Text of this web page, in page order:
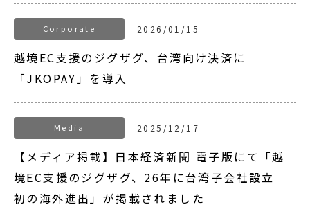
Corporate 2026/01/15
越境EC支援のジグザグ、台湾向け決済に
「JKOPAY」を導入
Media 2025/12/17
【メディア掲載】日本経済新聞 電子版にて「越
境EC支援のジグザグ、26年に台湾子会社設立
初の海外進出」が掲載されました